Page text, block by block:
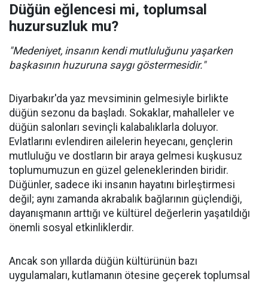
Düğün eğlencesi mi, toplumsal
huzursuzluk mu?
"Medeniyet, insanın kendi mutluluğunu yaşarken
başkasının huzuruna saygı göstermesidir."
Diyarbakır'da yaz mevsiminin gelmesiyle birlikte
düğün sezonu da başladı. Sokaklar, mahalleler ve
düğün salonları sevinçli kalabalıklarla doluyor.
Evlatlarını evlendiren ailelerin heyecanı, gençlerin
mutluluğu ve dostların bir araya gelmesi kuşkusuz
toplumumuzun en güzel geleneklerinden biridir.
Düğünler, sadece iki insanın hayatını birleştirmesi
değil; aynı zamanda akrabalık bağlarının güçlendiği,
dayanışmanın arttığı ve kültürel değerlerin yaşatıldığı
önemli sosyal etkinliklerdir.
Ancak son yıllarda düğün kültürünün bazı
uygulamaları, kutlamanın ötesine geçerek toplumsal